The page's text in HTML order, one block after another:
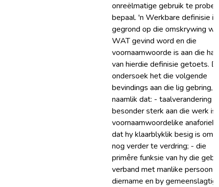
onreëlmatige gebruik te
bepaal. 'n Werkbare definisie is
gegrond op die omskrywing
WAT gevind word en die
voornaamwoorde is aan die
van hierdie definisie getoets.
ondersoek het die volgende
bevindings aan die lig gebring,
naamlik dat: - taalverandering
besonder sterk aan die werk is
voornaamwoordelike anaforiek
dat hy klaarblyklik besig is om
nog verder te verdring; - die
primêre funksie van hy die
verband met manlike
diername en by